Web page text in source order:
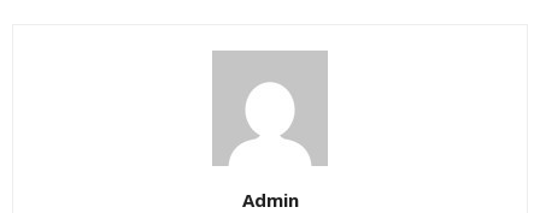
Admin